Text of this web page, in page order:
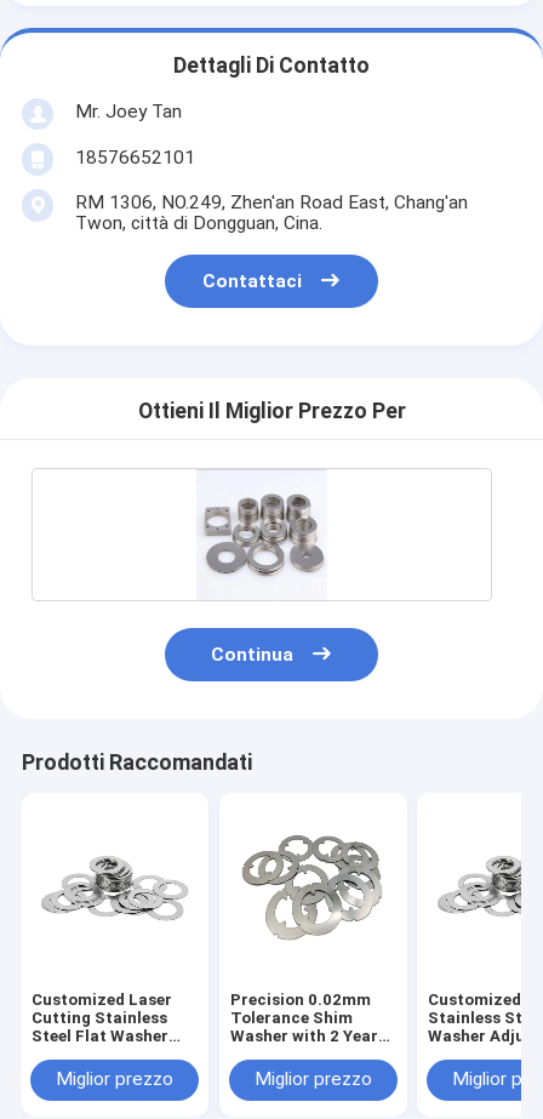
Dettagli Di Contatto
Mr. Joey Tan
18576652101
RM 1306, NO.249, Zhen'an Road East, Chang'an
Twon, città di Dongguan, Cina.
Contattaci
Ottieni Il Miglior Prezzo Per
Continua
Prodotti Raccomandati
Customized Laser
Cutting Stainless
Steel Flat Washer
with 2 Years
Warranty and
Miglior prezzo
Precision 0.02mm
Tolerance Shim
Washer with 2 Years
QC Inspection for
Machinery
Miglior prezzo
Customized
Stainless
Washer
Tolerance and
QC Inspection
Miglior